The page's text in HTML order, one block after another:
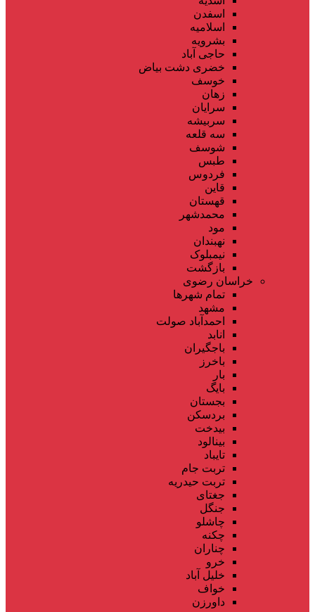
اسفدن
اسلامیه
بشرویه
حاجی آباد
خضری دشت بیاض
خوسف
زهان
سرایان
سربیشه
سه قلعه
شوسف
طبس
فردوس
قاین
قهستان
محمدشهر
مود
نهبندان
نیمبلوک
بازگشت
خراسان رضوی
تمام شهر‌ها
مشهد
احمدآباد صولت
انابد
باجگیران
باخرز
بار
بایگ
بجستان
بردسکن
بیدخت
بینالود
تایباد
تربت جام
تربت حیدریه
جغتای
جنگل
چاشلو
چکنه
چناران
خرو
خلیل آباد
خواف
داورزن